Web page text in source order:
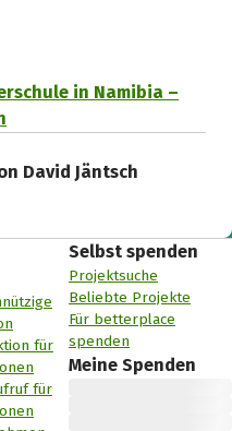
in Namibia –
David Jäntsch
für
für
Selbst spenden
Projektsuche
Beliebte Projekte
Für betterplace
spenden
Meine Spenden